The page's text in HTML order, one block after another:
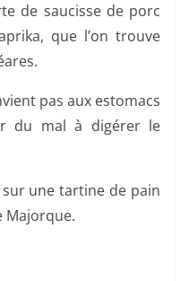
de saucisse de porc
que l’on trouve
pas aux estomacs
du mal à digérer le
une tartine de pain
Majorque.